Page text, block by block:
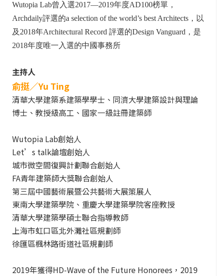
Wutopia Lab曾入選2017—2019年度AD100榜單，
Archdaily評選的a selection of the world’s best Architects，以
及2018年Architectural Record 評選的Design Vanguard，是
2018年度唯一入選的中國事務所
主持人
俞挺／Yu Ting
清華大學建築系建築學學士、同濟大學建築設計與理論
博士、教授級高工、國家一級註冊建築師
Wutopia Lab創始人
Let’s talk論壇創始人
城市微空間復興計劃聯合創始人
FA青年建築師大獎聯合創始人
第三屆中國藝術展暨公共藝術大展策展人
東南大學建築學院、重慶大學建築學院客座教授
清華大學建築學碩士聯合指導教師
上海市虹口區北外灘社區規劃師
徐匯區楓林路街道社區規劃師
2019年獲得HD-Wave of the Future Honorees，2019